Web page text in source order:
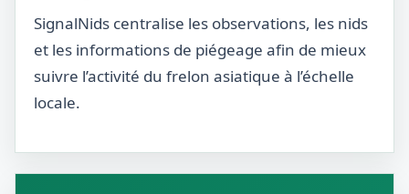
SignalNids centralise les observations, les nids
et les informations de piégeage afin de mieux
suivre l’activité du frelon asiatique à l’échelle
locale.